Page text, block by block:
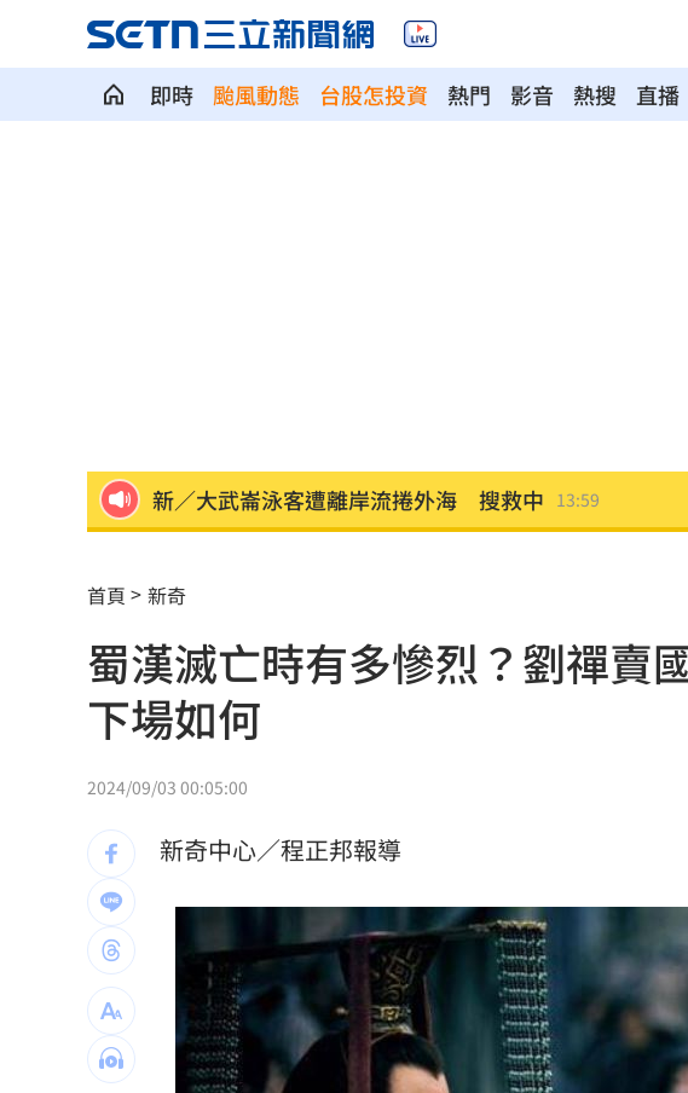
即時 颱風動態 台股怎投資 熱門 影音 熱搜 直播
苦茶油問題廠增至6家 食藥署將找專家輔導
吳建豪二婚嬌妻現身曼谷！甜蜜合照首曝光 14:08
比較涼？長髮清涼男趴車散熱 住戶嚇報警 13:59
男吃野菇中毒器官衰竭！撿回一命終身洗腎
今年總預算還沒審完 綠轟立院史上最荒謬 13:53
暑假煮三餐太崩潰 家長曝好市多懶人菜單
台灣彩券開獎直播中
LIVE三立+24小時直播
市場到酒場料理！可果美蕃茄醬創無限可能
父親節送會拉筋的按摩椅 爸爸「筋歡喜」 18:00
油品食安事件引關注 挑選保健食品要注意 13:00
首頁 新奇
蜀漢滅亡時有多慘烈？劉禪賣
下場如何
2024/09/03 00:05:00
新奇中心／程正邦報導